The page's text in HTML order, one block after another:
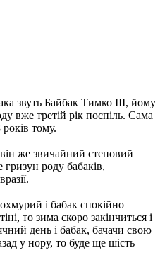
звуть Байбак Тимко III, йому
вже третій рік поспіль. Сама
тому.
же звичайний степовий
роду бабаків,
і бабак спокійно
то зима скоро закінчиться і
день і бабак, бачачи свою
у нору, то буде ще шість